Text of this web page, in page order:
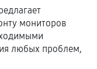
мониторов
любых проблем,